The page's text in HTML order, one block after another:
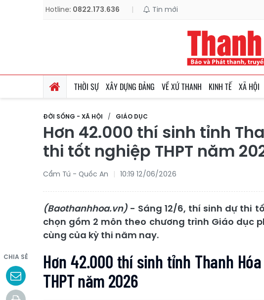
Hotline: 0822.173.636 | Tin mới
THỜI SỰ XÂY DỰNG ĐẢNG VỀ XỨ THANH KINH TẾ XÃ HỘI
ĐỜI SỐNG - XÃ HỘI GIÁO DỤC
Hơn 42.000 thí sinh tỉnh
thi tốt nghiệp THPT năm
Cẩm Tú - Quốc An 10:19 12/06/2026
(Baothanhhoa.vn) - Sáng 12/6, thí sinh dự thi
chọn gồm 2 môn theo chương trình Giáo dục
cùng của kỳ thi năm nay.
CHIA SẺ
Hơn 42.000 thí sinh tỉnh Thanh
THPT năm 2026